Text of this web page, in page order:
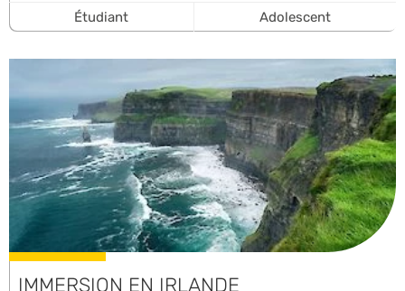
Étudiant Adolescent
IMMERSION EN IRLANDE